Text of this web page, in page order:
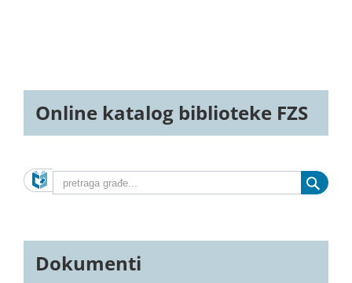
Online katalog biblioteke FZS
Dokumenti